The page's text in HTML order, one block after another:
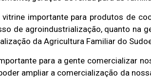
importante para produtos de
de agroindustrialização, quanto na
da Agricultura Familiar do
para a gente comercializar
ampliar a comercialização da